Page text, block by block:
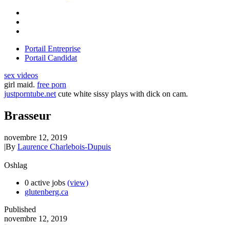
Portail Entreprise
Portail Candidat
sex videos
girl maid. free porn
justporntube.net cute white sissy plays with dick on cam.
Brasseur
novembre 12, 2019
|By Laurence Charlebois-Dupuis
Oshlag
0 active jobs (view)
glutenberg.ca
Published
novembre 12, 2019